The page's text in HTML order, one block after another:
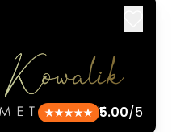
5.00/5